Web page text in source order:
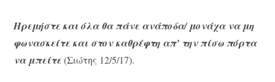
Ηρεμήστε και όλα θα πάνε ανάποδα/ μονάχα να μη
φωνασκείτε και στον καθρέφτη απ’ την πίσω πόρτα
να μπείτε(Σιώτης 12/5/17).